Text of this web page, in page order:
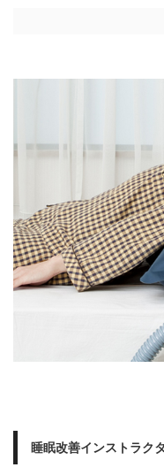
睡眠改善インストラク